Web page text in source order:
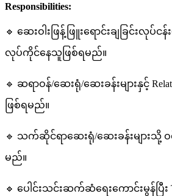
Responsibilities:
🔹 ဆေးဝါးဖြန့်ဖြူးရောင်းချခြင်းလု
လုပ်ကိုင်နေသူဖြစ်ရမည်။
🔹 ဆရာဝန်/ဆေးရုံ/ဆေးခန်းများနှင့်
ဖြစ်ရမည်။
🔹 သက်ဆိုင်ရာဆေးရုံ/ဆေးခန်းများသို့
မည်။
🔹 ပေါင်းသင်းဆက်ဆံရေးကောင်းမွန်ပြီး